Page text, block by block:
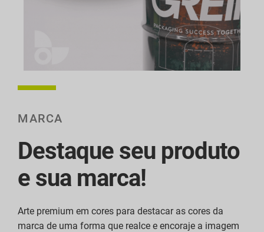
MARCA
Destaque seu produto
e sua marca!
Arte premium em cores para destacar as cores da
marca de uma forma que realce e encoraje a imagem